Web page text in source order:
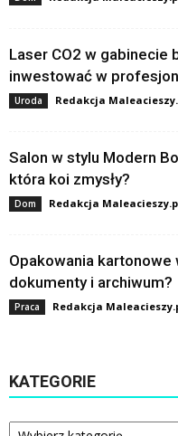
Laser CO2 w gabinecie
inwestować w
Uroda Redakcja
Salon w stylu Modern
która koi zmysły?
Dom Redakcja
Opakowania
dokumenty i archiwum?
Praca Redakcja
KATEGORIE
Kategorie